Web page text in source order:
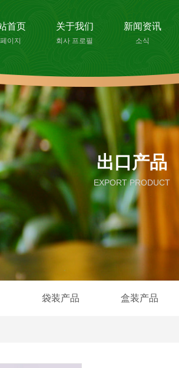
首页
이지
关于我们
회사 프로필
新闻资讯
소식
出口产品
EXPORT PRODUCT
袋装产品 盒装产品